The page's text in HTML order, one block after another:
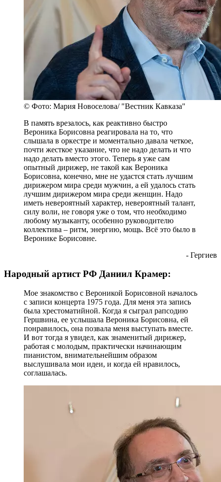
© Фото: Мария Новоселова/ "Вестник Кавказа"
В память врезалось, как реактивно быстро
Вероника Борисовна реагировала на то, что
слышала в оркестре и моментально давала четкое,
почти жесткое указание, что не надо делать и что
надо делать вместо этого. Теперь я уже сам
опытный дирижер, не такой как Вероника
Борисовна, конечно, мне не удастся стать лучшим
дирижером мира среди мужчин, а ей удалось стать
лучшим дирижером мира среди женщин. Надо
иметь невероятный характер, невероятный талант,
силу воли, не говоря уже о том, что необходимо
любому музыканту, особенно руководителю
коллектива – ритм, энергию, мощь. Всё это было в
Веронике Борисовне.
- Гергиев
Народный артист РФ Даниил Крамер:
Мое знакомство с Вероникой Борисовной началось
с записи концерта 1975 года. Для меня эта запись
была хрестоматийной. Когда я сыграл рапсодию
Гершвина, ее услышала Вероника Борисовна, ей
понравилось, она позвала меня выступать вместе.
И вот тогда я увидел, как знаменитый дирижер,
работая с молодым, практически начинающим
пианистом, внимательнейшим образом
выслушивала мои идеи, и когда ей нравилось,
соглашалась.